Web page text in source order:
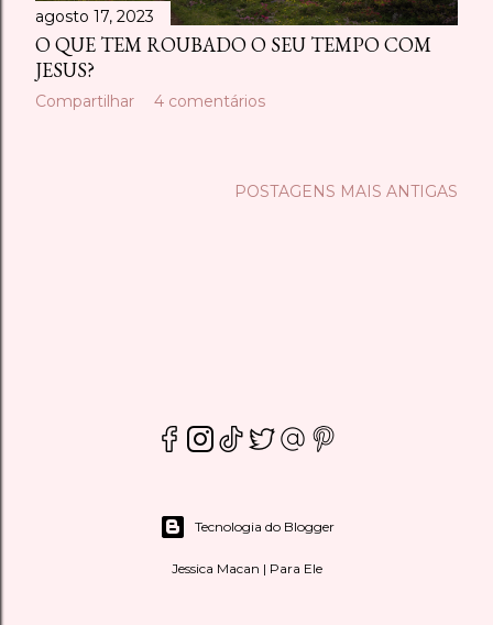
agosto 17, 2023
O QUE TEM ROUBADO O SEU TEMPO COM
JESUS?
Compartilhar 4 comentários
POSTAGENS MAIS ANTIGAS
Tecnologia do Blogger
Jessica Macan | Para Ele